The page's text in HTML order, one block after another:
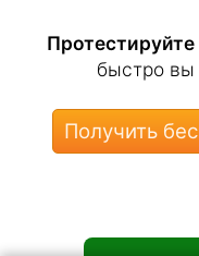
Протестируйте
быстро вы